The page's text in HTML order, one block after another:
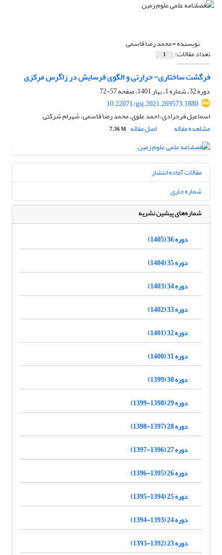
نویسنده =محمد رضا قاسمی
تعداد مقالات: 1
فرگشت ساختاری- حرارتی و الگوی فرسایش در زاگرس مرکزی
دوره 32، شماره 1، بهار 1401، صفحه
57-72
10.22071/gsj.2021.269573.1880
اسماعیل فرحزادی، احمد علوی، محمد رضا قاسمی، شهرام شرکتی
مشاهده مقاله
اصل مقاله 7.36 M
مقالات آماده انتشار
شماره جاری
شماره‌های پیشین نشریه
دوره 36 (1405)
دوره 35 (1404)
دوره 34 (1403)
دوره 33 (1402)
دوره 32 (1401)
دوره 31 (1400)
دوره 30 (1399)
دوره 29 (1398-1399)
دوره 28 (1397-1398)
دوره 27 (1396-1397)
دوره 26 (1395-1396)
دوره 25 (1394-1395)
دوره 24 (1393-1394)
دوره 23 (1392-1393)